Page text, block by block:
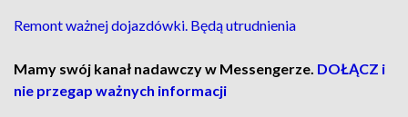
Remont ważnej dojazdówki. Będą utrudnienia
Mamy swój kanał nadawczy w Messengerze. DOŁĄCZ i
nie przegap ważnych informacji